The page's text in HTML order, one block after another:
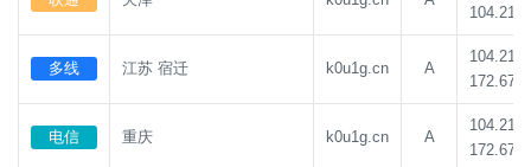
多线 江苏 宿迁 k0u1g.cn A
电信 重庆 k0u1g.cn A